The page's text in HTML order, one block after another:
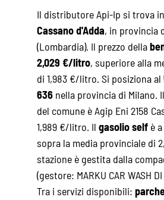
Il distributore Api-Ip si trova
Cassano d'Adda, in provincia
(Lombardia). Il prezzo della
2,029 €/litro, superiore alla
di 1,983 €/litro. Si posiziona al
636 nella provincia di Milano.
del comune è Agip Eni 2158
1,989 €/litro. Il gasolio self è a
sopra la media provinciale di
stazione è gestita dalla
(gestore: MARKU CAR WASH DI
Tra i servizi disponibili: